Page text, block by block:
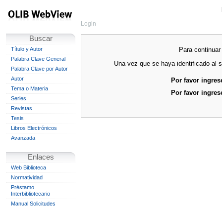
Buscar
Título y Autor
Palabra Clave General
Palabra Clave por Autor
Autor
Tema o Materia
Series
Revistas
Tesis
Libros Electrónicos
Avanzada
Enlaces
Web Biblioteca
Normatividad
Préstamo
Interbibliotecario
Manual Solicitudes
Login
Para
Una vez que se haya identificado al
Por favor
Por favor